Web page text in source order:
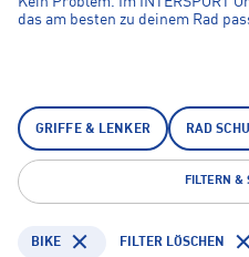
das am besten zu deinem Rad
vielleicht sogar Körben und
ein besonders kräftiges Modell.
einem zierlicheren
unserer Top-Marken gerade gut
GRIFFE & LENKER RAD
FILTERN &
BIKE FILTER LÖSCHEN